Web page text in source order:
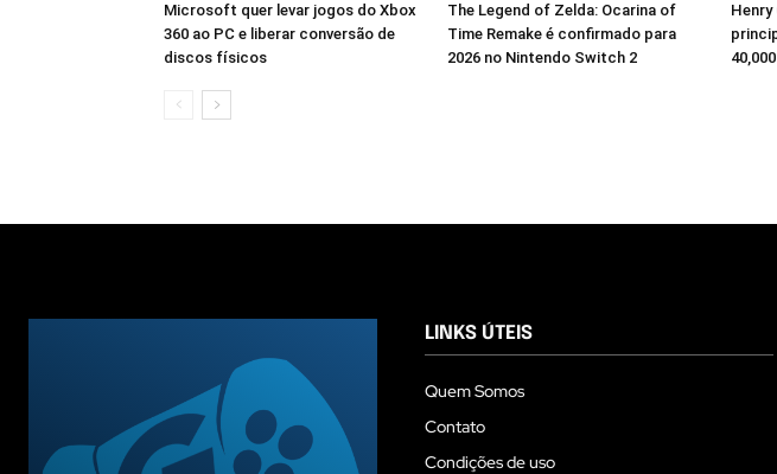
Microsoft quer levar jogos do Xbox
360 ao PC e liberar conversão de
discos físicos
The Legend of Zelda: Ocarina of
Time Remake é confirmado para
2026 no Nintendo Switch 2
LINKS ÚTEIS
Quem Somos
Contato
Condições de uso